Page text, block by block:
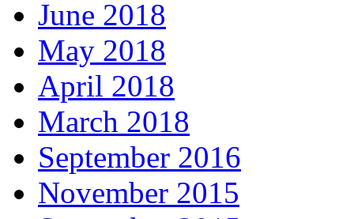
June 2018
May 2018
April 2018
March 2018
September 2016
November 2015